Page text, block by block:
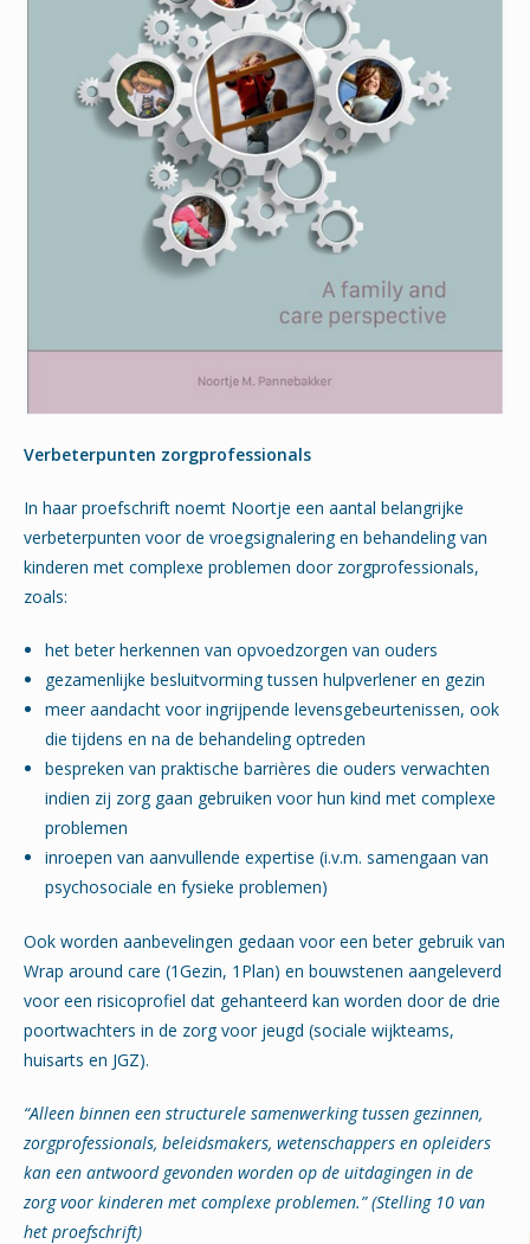
Verbeterpunten zorgprofessionals
In haar proefschrift noemt Noortje een aantal belangrijke
verbeterpunten voor de vroegsignalering en behandeling van
kinderen met complexe problemen door zorgprofessionals,
zoals:
het beter herkennen van opvoedzorgen van ouders
gezamenlijke besluitvorming tussen hulpverlener en gezin
meer aandacht voor ingrijpende levensgebeurtenissen, ook
die tijdens en na de behandeling optreden
bespreken van praktische barrières die ouders verwachten
indien zij zorg gaan gebruiken voor hun kind met complexe
problemen
inroepen van aanvullende expertise (i.v.m. samengaan van
psychosociale en fysieke problemen)
Ook worden aanbevelingen gedaan voor een beter gebruik van
Wrap around care (1Gezin, 1Plan) en bouwstenen aangeleverd
voor een risicoprofiel dat gehanteerd kan worden door de drie
poortwachters in de zorg voor jeugd (sociale wijkteams,
huisarts en JGZ).
“Alleen binnen een structurele samenwerking tussen gezinnen,
zorgprofessionals, beleidsmakers, wetenschappers en opleiders
kan een antwoord gevonden worden op de uitdagingen in de
zorg voor kinderen met complexe problemen.” (Stelling 10 van
het proefschrift)